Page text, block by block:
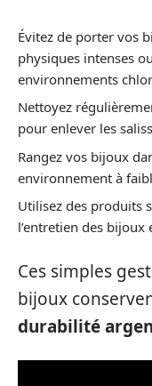
Évitez de porter vos
physiques intenses
environnements
Nettoyez
pour enlever les
Rangez vos bijoux
environnement à
Utilisez des produits
l’entretien des bijoux
Ces simples
bijoux
durabilité